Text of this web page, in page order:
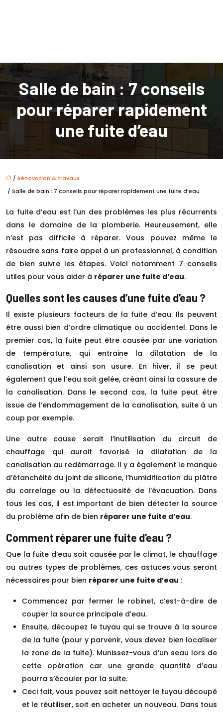
Salle de bain : 7 conseils
pour réparer rapidement
une fuite d’eau
/ Rénovation & travaux
/ Salle de bain : 7 conseils pour réparer rapidement une fuite d’eau
La fuite d’eau est l’un des problèmes les plus récurrents
dans le domaine de la plomberie. Heureusement, elle
n’est pas difficile à réparer. Vous pouvez même le
résoudre sans faire appel à un professionnel, à condition
de bien suivre les étapes. Voici notamment 7 conseils
utiles pour vous aider à réparer une fuite d’eau.
Quelles sont les causes d’une fuite d’eau ?
Il existe plusieurs facteurs de la fuite d’eau. Ils peuvent
être aussi bien d’ordre climatique ou accidentel. Dans le
premier cas, la fuite peut être causée par une variation
de température, qui entraine la dilatation de la
canalisation et ainsi son usure. En hiver, il se peut
également que l’eau soit gelée, créant ainsi la cassure de
la canalisation. Dans le second cas, la fuite peut être
issue de l’endommagement de la canalisation, suite à un
coup par exemple.
Une autre cause serait l’inutilisation du circuit de
chauffage qui aurait favorisé la dilatation de la
canalisation au redémarrage. Il y a également le manque
d’étanchéité du joint de silicone, l’humidification du plâtre
du carrelage ou la défectuosité de l’évacuation. Dans
tous les cas, il est important de bien détecter la source
du problème afin de bien réparer une fuite d’eau.
Comment réparer une fuite d’eau ?
Que la fuite d’eau soit causée par le climat, le chauffage
ou autres types de problèmes, ces astuces vous seront
nécessaires pour bien réparer une fuite d’eau :
Commencez par fermer le robinet, c’est-à-dire de
couper la source principale d’eau.
Ensuite, découpez le tuyau qui se trouve à la source
de la fuite (pour y parvenir, vous devez bien localiser
la zone de la fuite). Munissez-vous d’un seau lors de
cette opération car une grande quantité d’eau
pourra s’écouler par la suite.
Ceci fait, vous pouvez soit nettoyer le tuyau découpé
et le réutiliser, soit en acheter un nouveau. Dans tous